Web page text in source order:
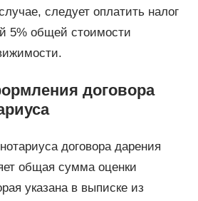
следует оплатить налог
5% общей стоимости
договора
договора дарения
общая сумма оценки
указана в выписке из